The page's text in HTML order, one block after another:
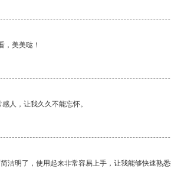
，美美哒！
人，让我久久不能忘怀。
洁明了，使用起来非常容易上手，让我能够快速熟